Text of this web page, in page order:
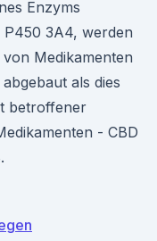
Enzyms
3A4, werden
Medikamenten
als dies
betroffener
- CBD